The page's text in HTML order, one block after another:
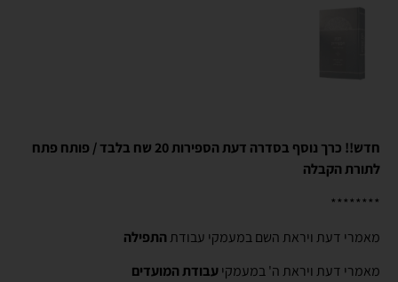
חדש!! כרך נוסף בסדרה דעת הספירות 20 שח בלבד / פותח פתח
לתורת הקבלה
********
מאמרי דעת ויראת השם במעמקי עבודת התפילה
מאמרי דעת ויראת ה' במעמקיעבודת המועדים